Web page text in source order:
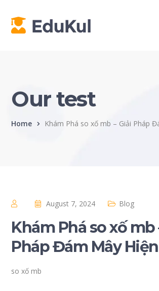
Our test
Home Khám Phá so xố mb – Giải Pháp
August 7, 2024 Blog
Khám Phá so xố mb
Pháp Đám Mây
so xố mb